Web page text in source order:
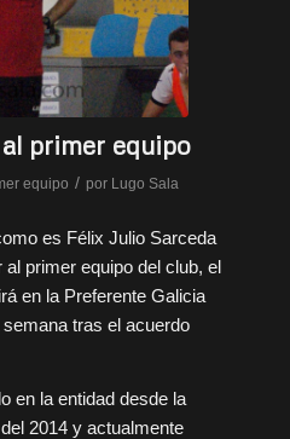
primer equipo
equipo / por Lugo Sala
es Félix Julio Sarceda
primer equipo del club, el
en la Preferente Galicia
tras el acuerdo
en la entidad desde la
2014 y actualmente